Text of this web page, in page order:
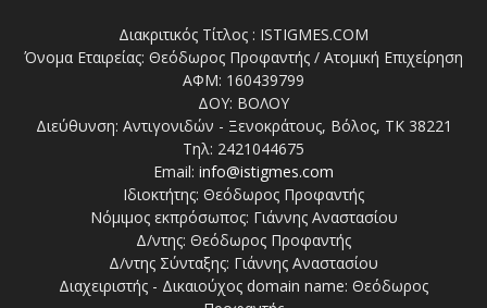
Διακριτικός Τίτλος : ISTIGMES.COM
Όνομα Εταιρείας: Θεόδωρος Προφαντής / Ατομική Επιχείρηση
ΑΦΜ: 160439799
ΔΟΥ: ΒΟΛΟΥ
Διεύθυνση: Αντιγονιδών - Ξενοκράτους, Βόλος, ΤΚ 38221
Τηλ: 2421044675
Email: info@istigmes.com
Ιδιοκτήτης: Θεόδωρος Προφαντής
Νόμιμος εκπρόσωπος: Γιάννης Αναστασίου
Δ/ντης: Θεόδωρος Προφαντής
Δ/ντης Σύνταξης: Γιάννης Αναστασίου
Διαχειριστής - Δικαιούχος domain name: Θεόδωρος